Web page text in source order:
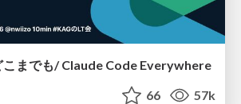
こまでも/ Claude Code Everywhere
66 57k